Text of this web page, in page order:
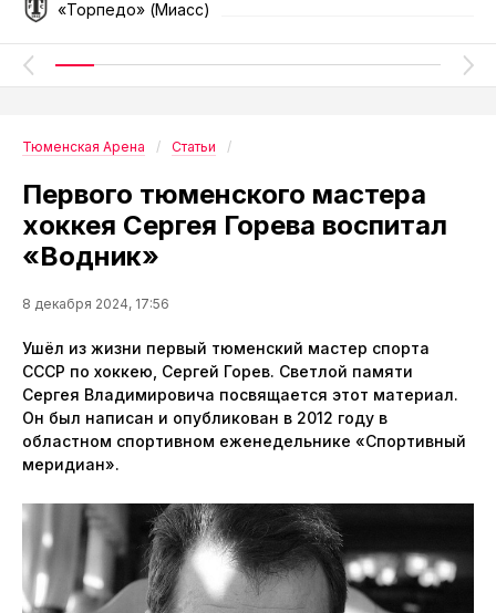
«Торпедо» (Миасс)
Тюменская Арена Статьи
Первого тюменского мастера
хоккея Сергея Горева воспитал
«Водник»
8 декабря 2024, 17:56
Ушёл из жизни первый тюменский мастер спорта
СССР по хоккею, Сергей Горев. Светлой памяти
Сергея Владимировича посвящается этот материал.
Он был написан и опубликован в 2012 году в
областном спортивном еженедельнике «Спортивный
меридиан».